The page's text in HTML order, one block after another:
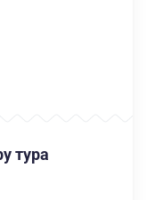
тура